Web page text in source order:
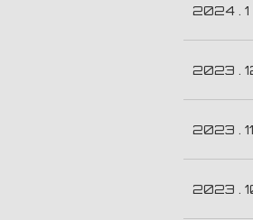
2024 . 1
2023 .
2023 . 11
2023 .